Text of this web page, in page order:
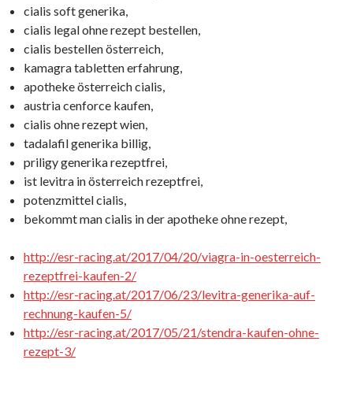
cialis soft generika,
cialis legal ohne rezept bestellen,
cialis bestellen österreich,
kamagra tabletten erfahrung,
apotheke österreich cialis,
austria cenforce kaufen,
cialis ohne rezept wien,
tadalafil generika billig,
priligy generika rezeptfrei,
ist levitra in österreich rezeptfrei,
potenzmittel cialis,
bekommt man cialis in der apotheke ohne rezept,
http://esr-racing.at/2017/04/20/viagra-in-oesterreich-
rezeptfrei-kaufen-2/
http://esr-racing.at/2017/06/23/levitra-generika-auf-
rechnung-kaufen-5/
http://esr-racing.at/2017/05/21/stendra-kaufen-ohne-
rezept-3/